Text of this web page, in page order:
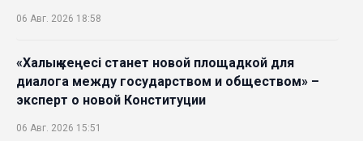
06 Авг. 2026 18:58
«Халық кеңесі станет новой площадкой для
диалога между государством и обществом» –
эксперт о новой Конституции
06 Авг. 2026 15:51